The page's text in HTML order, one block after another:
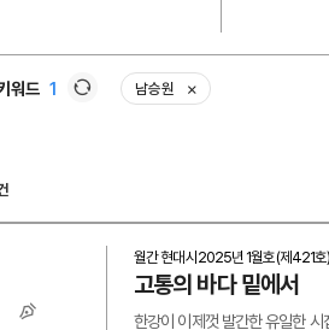
워드 1
남승원
삭제
월간 현대시2025년 1월호(제421호)
고통의 바다 밑에서
한강이 이제껏 발간한 유일한 시